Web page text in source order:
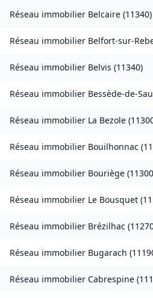
Réseau immobilier Belcaire (11340)
Réseau immobilier Belfort-sur-
Réseau immobilier Belvis (11340)
Réseau immobilier Bessède-de-
Réseau immobilier La Bezole (
Réseau immobilier Bouilhonnac (
Réseau immobilier Bouriège (11300
Réseau immobilier Le Bousquet (
Réseau immobilier Brézilhac (
Réseau immobilier Bugarach (
Réseau immobilier Cabrespine (